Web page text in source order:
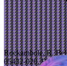
Rockambole, R.
05432-020, Brazil